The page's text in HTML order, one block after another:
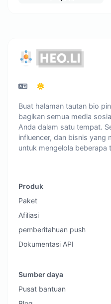
Buat halaman tautan bio
bagikan semua media
Anda dalam satu tempat.
influencer, dan bisnis yang
untuk mengelola beberapa
Produk
Paket
Afiliasi
pemberitahuan push
Dokumentasi API
Sumber daya
Pusat bantuan